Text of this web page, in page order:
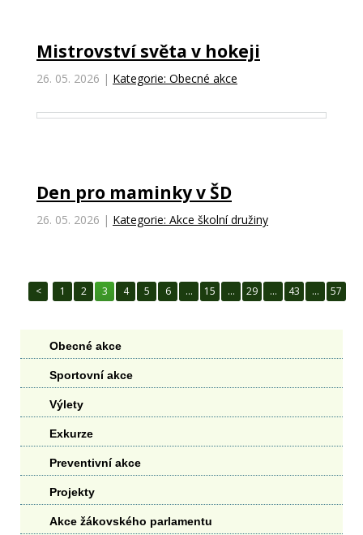
Mistrovství světa v hokeji
26. 05. 2026 | Kategorie: Obecné akce
Den pro maminky v ŠD
26. 05. 2026 | Kategorie: Akce školní družiny
1 2 3 4 5 6 … 15 … 29 … 43 … 57
Obecné akce
Sportovní akce
Výlety
Exkurze
Preventivní akce
Projekty
Akce žákovského parlamentu